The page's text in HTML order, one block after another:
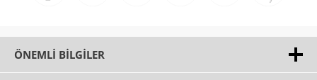
ÖNEMLI BILGILER